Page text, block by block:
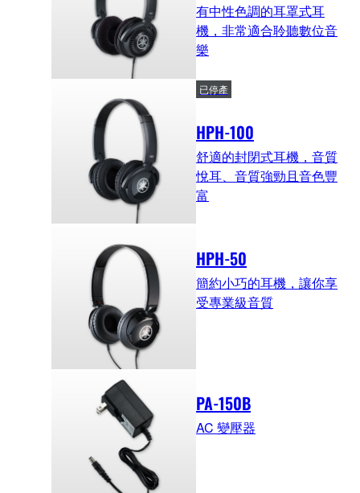
有中性色調的耳罩式耳
機，非常適合聆聽數位音
樂
HPH-100
已停產
舒適的封閉式耳機，音質
悅耳、音質強勁且音色豐
富
HPH-50
簡約小巧的耳機，讓你享
受專業級音質
PA-150B
AC 變壓器